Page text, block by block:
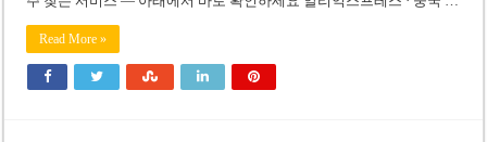
Read More »